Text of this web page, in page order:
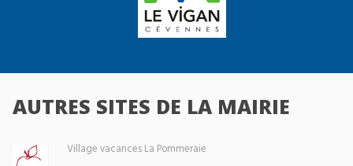
AUTRES SITES DE LA MAIRIE
Village vacances La Pommeraie